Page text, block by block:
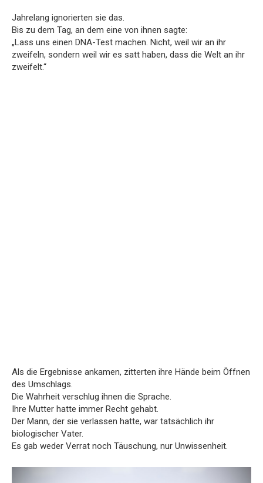
Jahrelang ignorierten sie das.
Bis zu dem Tag, an dem eine von ihnen sagte:
„Lass uns einen DNA-Test machen. Nicht, weil wir an ihr
zweifeln, sondern weil wir es satt haben, dass die Welt an ihr
zweifelt.“
Als die Ergebnisse ankamen, zitterten ihre Hände beim Öffnen
des Umschlags.
Die Wahrheit verschlug ihnen die Sprache.
Ihre Mutter hatte immer Recht gehabt.
Der Mann, der sie verlassen hatte, war tatsächlich ihr
biologischer Vater.
Es gab weder Verrat noch Täuschung, nur Unwissenheit.